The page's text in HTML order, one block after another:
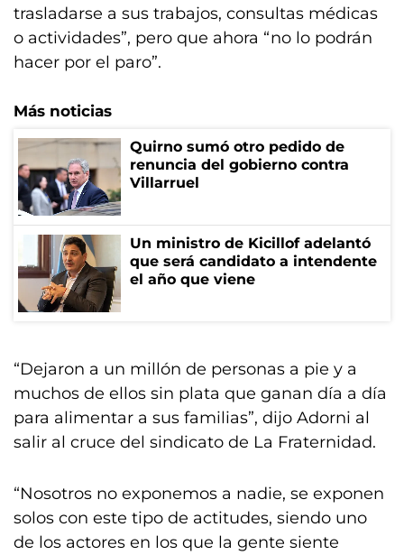
trasladarse a sus trabajos, consultas médicas
o actividades”, pero que ahora “no lo podrán
hacer por el paro”.
Más noticias
Quirno sumó otro pedido de
renuncia del gobierno contra
Villarruel
Un ministro de Kicillof adelantó
que será candidato a intendente
el año que viene
“Dejaron a un millón de personas a pie y a
muchos de ellos sin plata que ganan día a día
para alimentar a sus familias”, dijo Adorni al
salir al cruce del sindicato de La Fraternidad.
“Nosotros no exponemos a nadie, se exponen
solos con este tipo de actitudes, siendo uno
de los actores en los que la gente siente